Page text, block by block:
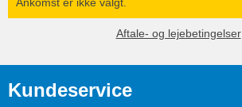
Ankomst er ikke valgt.
Aftale- og lejebetingelser
Kundeservice